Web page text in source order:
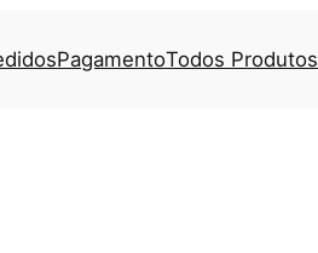
PagamentoTodos Produtos